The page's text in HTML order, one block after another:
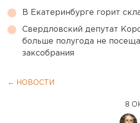
В Екатеринбурге горит
Свердловский депутат
больше полугода не
заксобрания
← НОВОСТИ
8